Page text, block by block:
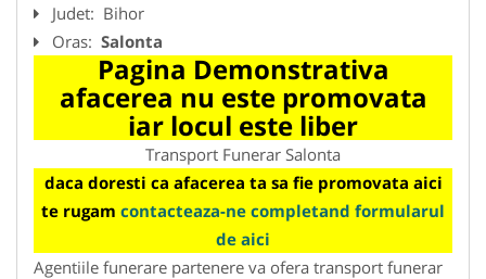
Judet: Bihor
Oras: Salonta
Pagina Demonstrativa
afacerea nu este promovata
iar locul este liber
Transport Funerar Salonta
daca doresti ca afacerea ta sa fie promovata aici
te rugam contacteaza-ne completand formularul
de aici
Agentiile funerare partenere va ofera transport funerar